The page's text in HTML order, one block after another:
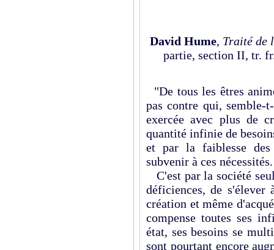
David Hume, Traité de
partie, section II, tr.
"De tous les êtres
pas contre qui,
exercée avec plus de
quantité infinie de
et par la faiblesse
subvenir à ces nécessités.
C'est par la société
déficiences, de s'élever
création et même
compense toutes ses
état, ses besoins se
sont pourtant encore